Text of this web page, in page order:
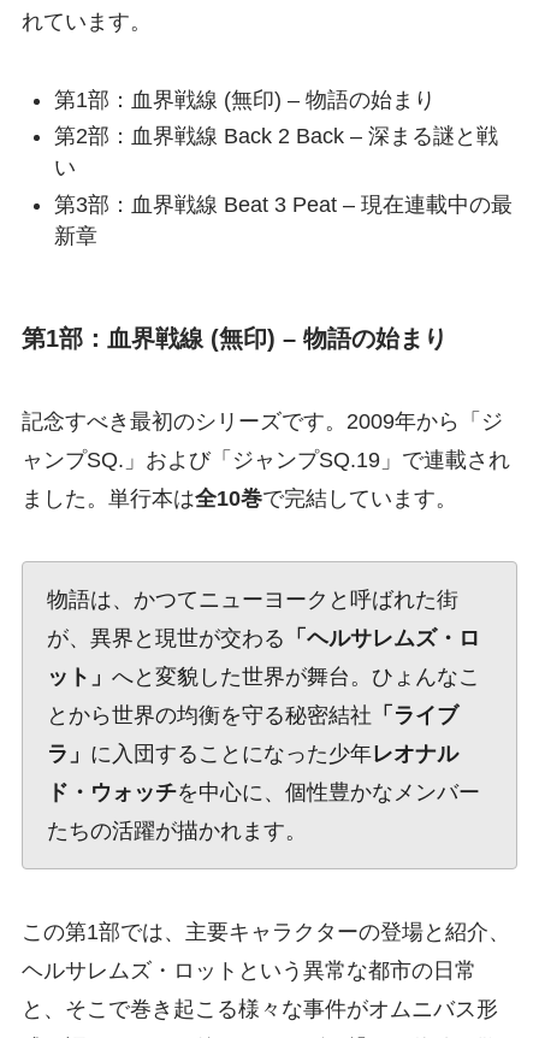
れています。
第1部：血界戦線 (無印) – 物語の始まり
第2部：血界戦線 Back 2 Back – 深まる謎と戦
い
第3部：血界戦線 Beat 3 Peat – 現在連載中の最
新章
第1部：血界戦線 (無印) – 物語の始まり
記念すべき最初のシリーズです。2009年から「ジ
ャンプSQ.」および「ジャンプSQ.19」で連載され
ました。単行本は全10巻で完結しています。
物語は、かつてニューヨークと呼ばれた街
が、異界と現世が交わる 「ヘルサレムズ・ロ
ット」 へと変貌した世界が舞台。ひょんなこ
とから世界の均衡を守る秘密結社 「ライブ
ラ」 に入団することになった少年レオナル
ド・ウォッチを中心に、個性豊かなメンバー
たちの活躍が描かれます。
この第1部では、主要キャラクターの登場と紹介、
ヘルサレムズ・ロットという異常な都市の日常
と、そこで巻き起こる様々な事件がオムニバス形